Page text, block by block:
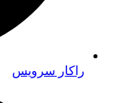
راکار سرویس